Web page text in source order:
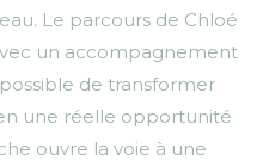
Le parcours de Chloé
un accompagnement
de transformer
une réelle opportunité
ouvre la voie à une